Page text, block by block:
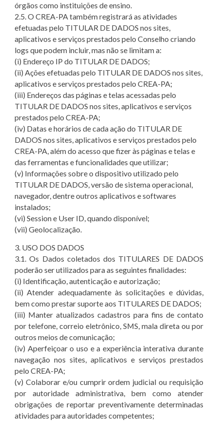
órgãos como instituições de ensino.
2.5. O CREA-PA também registrará as atividades
efetuadas pelo TITULAR DE DADOS nos sites,
aplicativos e serviços prestados pelo Conselho criando
logs que podem incluir, mas não se limitam a:
(i) Endereço IP do TITULAR DE DADOS;
(ii) Ações efetuadas pelo TITULAR DE DADOS nos sites,
aplicativos e serviços prestados pelo CREA-PA;
(iii) Endereços das páginas e telas acessadas pelo
TITULAR DE DADOS nos sites, aplicativos e serviços
prestados pelo CREA-PA;
(iv) Datas e horários de cada ação do TITULAR DE
DADOS nos sites, aplicativos e serviços prestados pelo
CREA-PA, além do acesso que fizer às páginas e telas e
das ferramentas e funcionalidades que utilizar;
(v) Informações sobre o dispositivo utilizado pelo
TITULAR DE DADOS, versão de sistema operacional,
navegador, dentre outros aplicativos e softwares
instalados;
(vi) Session e User ID, quando disponível;
(vii) Geolocalização.
3. USO DOS DADOS
3.1. Os Dados coletados dos TITULARES DE DADOS
poderão ser utilizados para as seguintes finalidades:
(i) Identificação, autenticação e autorização;
(ii) Atender adequadamente às solicitações e dúvidas,
bem como prestar suporte aos TITULARES DE DADOS;
(iii) Manter atualizados cadastros para fins de contato
por telefone, correio eletrônico, SMS, mala direta ou por
outros meios de comunicação;
(iv) Aperfeiçoar o uso e a experiência interativa durante
navegação nos sites, aplicativos e serviços prestados
pelo CREA-PA;
(v) Colaborar e/ou cumprir ordem judicial ou requisição
por autoridade administrativa, bem como atender
obrigações de reportar preventivamente determinadas
atividades para autoridades competentes;